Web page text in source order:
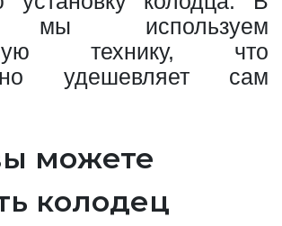
мы используем
технику, что
удешевляет сам
можете
колодец